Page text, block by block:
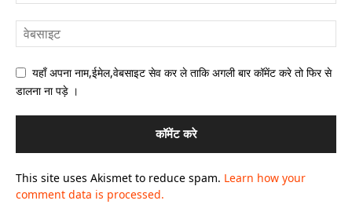
यहाँ अपना नाम,ईमेल,वेबसाइट सेव कर ले ताकि अगली बार कॉमेंट करे तो फिर से
डालना ना पड़े ।
This site uses Akismet to reduce spam. Learn how your
comment data is processed.